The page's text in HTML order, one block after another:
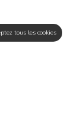
tous les cookies